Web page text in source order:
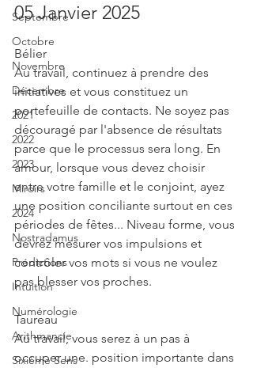
Septembre
Octobre
Novembre
Décembre
2021
2022
2023
Miroirs
2024
Nostradamus
Prédictions
Intuition
Numérologie
Arithmancie
Sixième Sens
05 Janvier 2025
Bélier
Au travail, continuez à prendre des
initiatives et vous constituez un
portefeuille de contacts. Ne soyez pas
découragé par l'absence de résultats
parce que le processus sera long. En
amour, lorsque vous devez choisir
entre votre famille et le conjoint, ayez
une position conciliante surtout en ces
périodes de fêtes... Niveau forme, vous
devrez mesurer vos impulsions et
contrôler vos mots si vous ne voulez
pas blesser vos proches.
Taureau
Au travail, vous serez à un pas à
occuper une. position importante dans